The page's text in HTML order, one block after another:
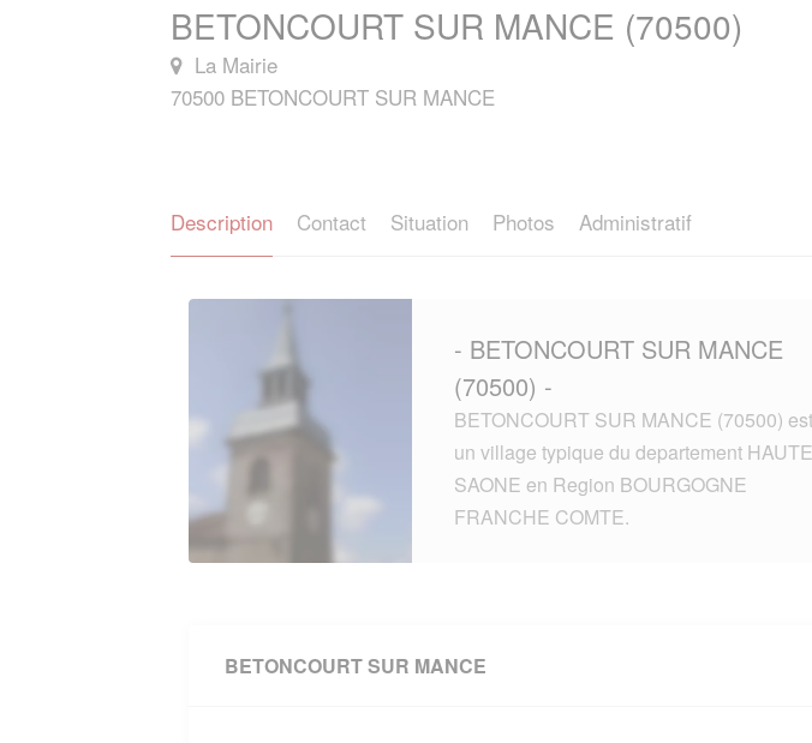
BETONCOURT SUR MANCE (70500)
La Mairie
70500 BETONCOURT SUR MANCE
Description Contact Situation Photos Administratif
- BETONCOURT SUR MANCE
(70500) -
BETONCOURT SUR MANCE (70500) est
un village typique du departement HAUTE
SAONE en Region BOURGOGNE
FRANCHE COMTE.
BETONCOURT SUR MANCE